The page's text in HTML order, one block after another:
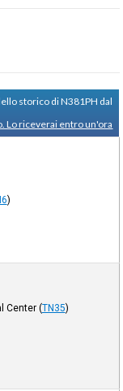
storico di N381PH dal
Lo riceverai entro un'ora
)
Center (TN35)